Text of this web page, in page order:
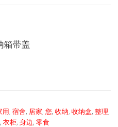
箱带盖
用, 宿舍, 居家, 您, 收纳, 收纳盒, 整理,
, 衣柜, 身边, 零食